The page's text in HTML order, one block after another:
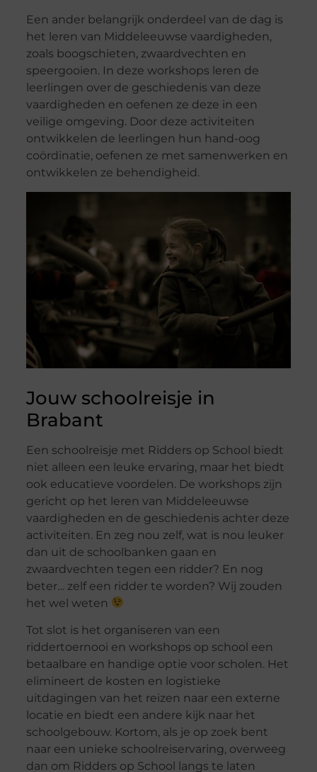
Een ander belangrijk onderdeel van de dag is
het leren van Middeleeuwse vaardigheden,
zoals boogschieten, zwaardvechten en
speergooien. In deze workshops leren de
leerlingen over de geschiedenis van deze
vaardigheden en oefenen ze deze in een
veilige omgeving. Door deze activiteiten
ontwikkelen de leerlingen hun hand-oog
coördinatie, oefenen ze met samenwerken en
ontwikkelen ze behendigheid.
Jouw schoolreisje in
Brabant
Een schoolreisje met Ridders op School biedt
niet alleen een leuke ervaring, maar het biedt
ook educatieve voordelen. De workshops zijn
gericht op het leren van Middeleeuwse
vaardigheden en de geschiedenis achter deze
activiteiten. En zeg nou zelf, wat is nou leuker
dan uit de schoolbanken gaan en
zwaardvechten tegen een ridder? En nog
beter… zelf een ridder te worden? Wij zouden
het wel weten
Tot slot is het organiseren van een
riddertoernooi en workshops op school een
betaalbare en handige optie voor scholen. Het
elimineert de kosten en logistieke
uitdagingen van het reizen naar een externe
locatie en biedt een andere kijk naar het
schoolgebouw. Kortom, als je op zoek bent
naar een unieke schoolreiservaring, overweeg
dan om Ridders op School langs te laten